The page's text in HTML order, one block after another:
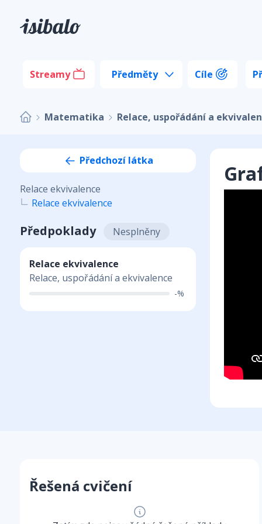
Streamy Předměty Cíle
Matematika Relace, uspořádání a
Předchozí látka
Relace ekvivalence
Relace ekvivalence
Předpoklady Nesplněny
Relace ekvivalence
Relace, uspořádání a ekvivalence
-%
Řešená cvičení